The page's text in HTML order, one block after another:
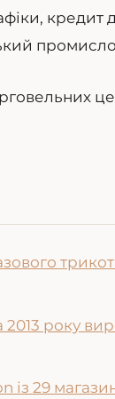
кредит
року
із 29